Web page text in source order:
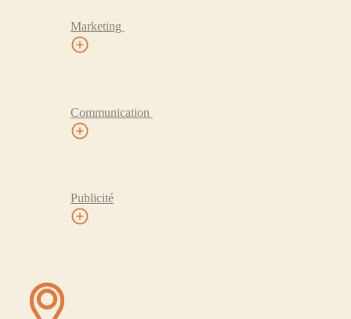
Marketing
Communication
Publicité